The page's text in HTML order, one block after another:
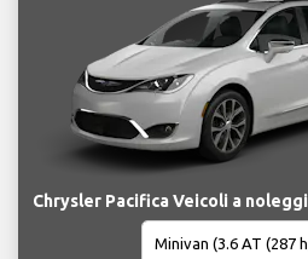
Chrysler Pacifica Veicoli a